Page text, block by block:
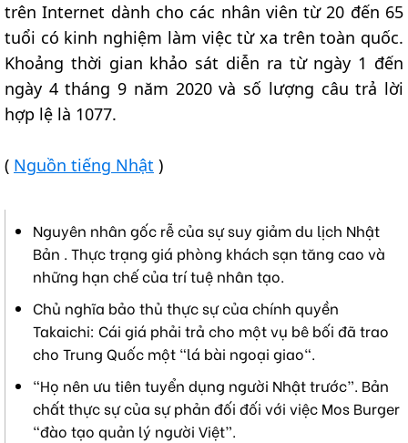
trên Internet dành cho các nhân viên từ 20 đến 65
tuổi có kinh nghiệm làm việc từ xa trên toàn quốc.
Khoảng thời gian khảo sát diễn ra từ ngày 1 đến
ngày 4 tháng 9 năm 2020 và số lượng câu trả lời
hợp lệ là 1077.
( Nguồn tiếng Nhật )
Nguyên nhân gốc rễ của sự suy giảm du lịch Nhật
Bản . Thực trạng giá phòng khách sạn tăng cao và
những hạn chế của trí tuệ nhân tạo.
Chủ nghĩa bảo thủ thực sự của chính quyền
Takaichi: Cái giá phải trả cho một vụ bê bối đã trao
cho Trung Quốc một "lá bài ngoại giao".
“Họ nên ưu tiên tuyển dụng người Nhật trước”. Bản
chất thực sự của sự phản đối đối với việc Mos Burger
“đào tạo quản lý người Việt”.